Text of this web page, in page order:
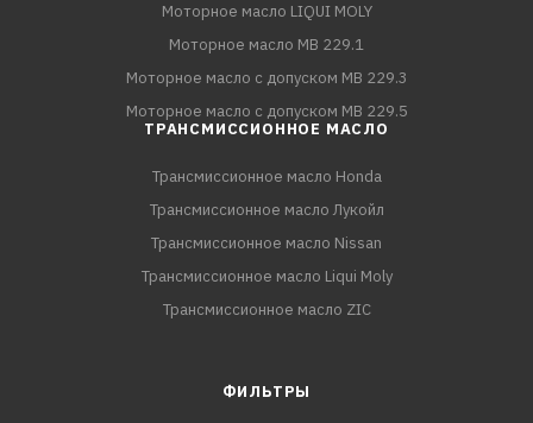
Моторное масло LIQUI MOLY
Моторное масло MB 229.1
Моторное масло с допуском MB 229.3
Моторное масло с допуском MB 229.5
ТРАНСМИССИОННОЕ МАСЛО
Трансмиссионное масло Honda
Трансмиссионное масло Лукойл
Трансмиссионное масло Nissan
Трансмиссионное масло Liqui Moly
Трансмиссионное масло ZIC
ФИЛЬТРЫ